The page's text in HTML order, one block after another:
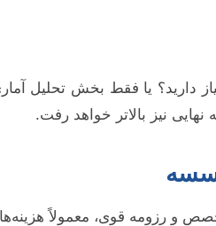
دارید؟ یا فقط بخش تحلیل
نیز بالاتر خواهد رفت.
و رزومه قوی، معمولاً